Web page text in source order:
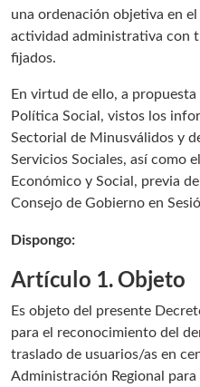
una ordenación objetiva en
actividad administrativa con
fijados.
En virtud de ello, a
Política Social, vistos los
Sectorial de Minusválidos y
Servicios Sociales, así como
Económico y Social, previa
Consejo de Gobierno en
Dispongo:
Artículo 1. Objeto
Es objeto del presente
para el reconocimiento del
traslado de usuarios/as en
Administración Regional